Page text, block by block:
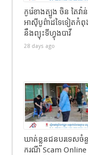
កូរ៉េខាងត្បូង ចិន តៃវ៉
អាស៊ីបូព៌ាដទៃទៀតកំ
នឹងព្យុះទីហ្វុងបាវី
28 days ago
ឃាត់ខ្លួនជនបរទេស
ករណី Scam